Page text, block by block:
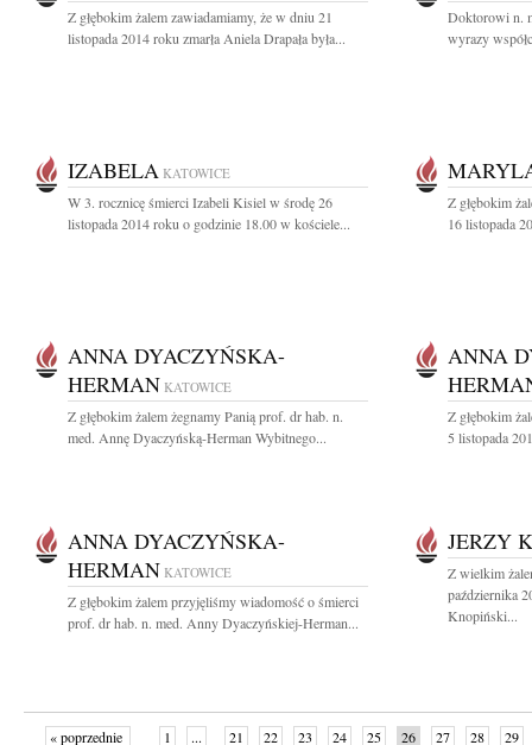
Z głębokim żalem zawiadamiamy, że w dniu 21
listopada 2014 roku zmarła Aniela Drapała była...
Doktorowi n.
wyrazy
IZABELA KATOWICE
W 3. rocznicę śmierci Izabeli Kisiel w środę 26
listopada 2014 roku o godzinie 18.00 w kościele...
Z głębokim
16 listopada
ANNA DYACZYŃSKA-
HERMAN KATOWICE
Z głębokim żalem żegnamy Panią prof. dr hab. n.
med. Annę Dyaczyńską-Herman Wybitnego...
ANNA
Z głębokim
5 listopada
ANNA DYACZYŃSKA-
HERMAN KATOWICE
Z głębokim żalem przyjęliśmy wiadomość o śmierci
prof. dr hab. n. med. Anny Dyaczyńskiej-Herman...
JERZY
Z wielkim
października
Knopiński...
« poprzednie 1 ... 21 22 23 24 25 26 27 28 29